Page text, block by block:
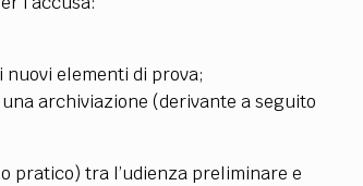
elementi di prova;
archiviazione (derivante a seguito
pratico) tra l’udienza preliminare e